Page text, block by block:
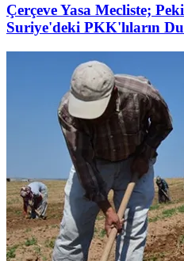
Çerçeve Yasa Mecliste;
Suriye'deki PKK'lıların